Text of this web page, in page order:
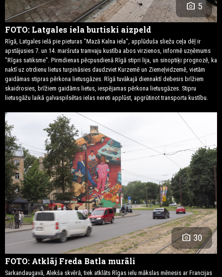
photo_camera 5
FOTO: Latgales iela burtiski aizpeld
Rīgā, Latgales ielā pie pieturas "Mazā Kalna iela", applūduša sliežu ceļa dēļ ir
apstājusies 7. un 14. maršruta tramvaju kustība abos virzienos, informē uzņēmums
"Rīgas satiksme". Pirmdienas pēcpusdienā Rīgā stipri lija, un sinoptiķi prognozē, ka
naktī uz otrdienu lietus turpināsies daudzviet Kurzemē un Ziemeļvidzemē, vietām
gaidāmas stipras pērkona lietusgāzes. Rīgā tuvākajā diennaktī debesis brīžiem
skaidrosies, brīžiem gaidāms lietus, iespējamas pērkona lietusgāzes. Stipru
lietusgāžu laikā galvaspilsētas ielas nereti applūst, apgrūtinot transporta kustību.
photo_camera 30
FOTO: Atklāj Freda Batla murāli
Sarkandaugavā, Alekša skvērā, tiek atklāts Rīgas ielu mākslas mēnesis ar ⁠Francijas